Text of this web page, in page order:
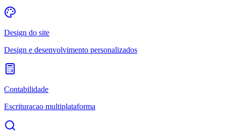
Design do site
Design e desenvolvimento personalizados
Contabilidade
Escrituracao multiplataforma